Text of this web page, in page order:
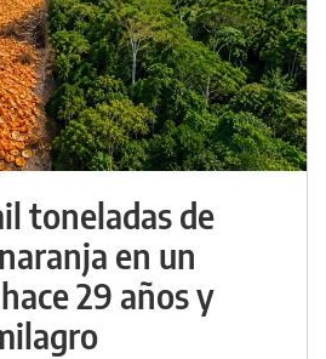
toneladas de
en un
29 años y